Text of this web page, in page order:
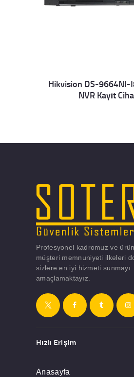
Details
Hikvision DS-9664NI-
NVR Kayıt
Profesyonel kadromuz ve
müşteri memnuniyeti ilkeleri
sizlere en iyi hizmeti sunmayı
amaçlamaktayız.
Hızlı Erişim
Anasayfa